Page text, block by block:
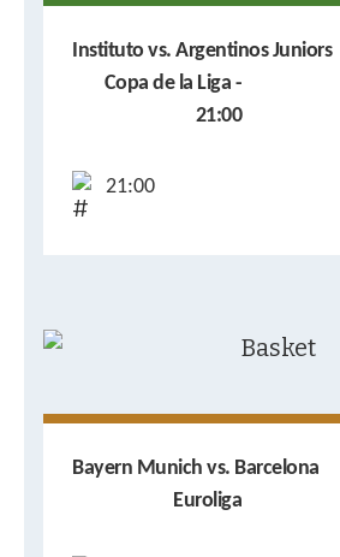
Instituto vs. Argentinos Juniors
Copa de la Liga -
21:00
21:00
Bayern Munich vs. Barcelona
Euroliga